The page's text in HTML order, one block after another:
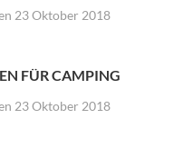
23 Oktober 2018
FÜR CAMPING
23 Oktober 2018